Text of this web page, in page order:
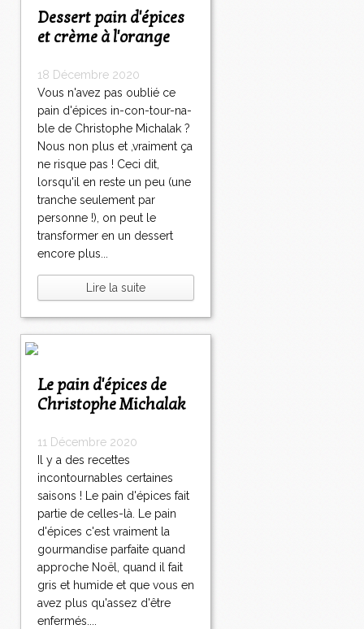
Dessert pain d'épices
et crème à l'orange
18 Décembre 2020
Vous n'avez pas oublié ce
pain d'épices in-con-tour-na-
ble de Christophe Michalak ?
Nous non plus et ,vraiment ça
ne risque pas ! Ceci dit,
lorsqu'il en reste un peu (une
tranche seulement par
personne !), on peut le
transformer en un dessert
encore plus...
Lire la suite
Le pain d'épices de
Christophe Michalak
11 Décembre 2020
Il y a des recettes
incontournables certaines
saisons ! Le pain d'épices fait
partie de celles-là. Le pain
d'épices c'est vraiment la
gourmandise parfaite quand
approche Noël, quand il fait
gris et humide et que vous en
avez plus qu'assez d'être
enfermés....
articles récents